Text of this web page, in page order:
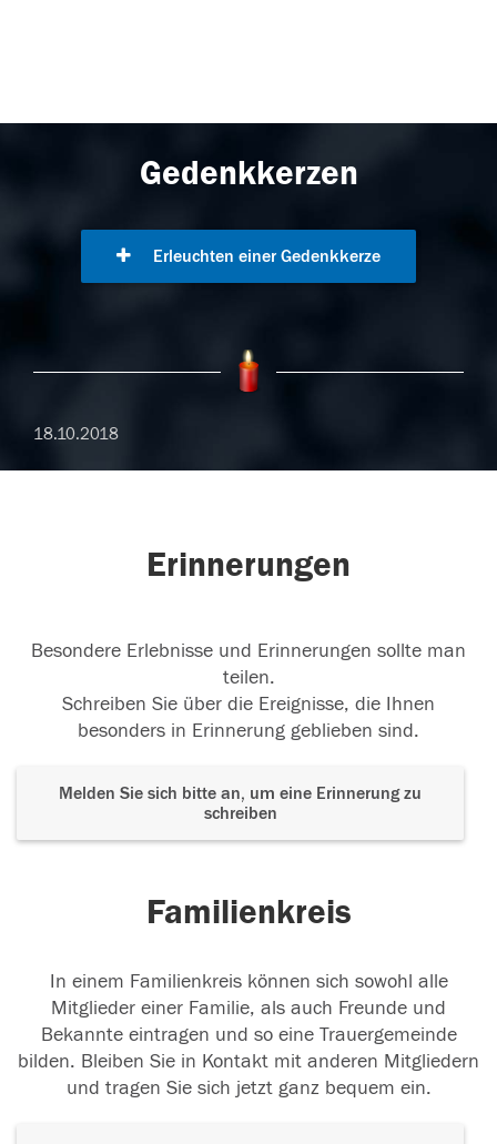
Gedenkkerzen
Erleuchten einer Gedenkkerze
18.10.2018
Erinnerungen
Besondere Erlebnisse und Erinnerungen sollte man
teilen.
Schreiben Sie über die Ereignisse, die Ihnen
besonders in Erinnerung geblieben sind.
Melden Sie sich bitte an, um eine Erinnerung zu
schreiben
Familienkreis
In einem Familienkreis können sich sowohl alle
Mitglieder einer Familie, als auch Freunde und
Bekannte eintragen und so eine Trauergemeinde
bilden. Bleiben Sie in Kontakt mit anderen Mitgliedern
und tragen Sie sich jetzt ganz bequem ein.